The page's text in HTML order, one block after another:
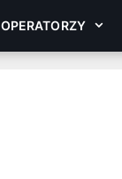
OPERATORZY